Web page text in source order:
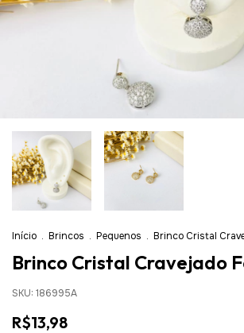
Início . Brincos . Pequenos . Brinco Cristal
Brinco Cristal Cravejado
SKU: 186995A
R$13,98